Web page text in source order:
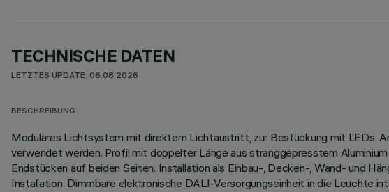
TECHNISCHE DATEN
LETZTES UPDATE: 06.08.2026
BESCHREIBUNG
Modulares Lichtsystem mit direktem Lichtaustritt, zur Bestückung mit LEDs.
verwendet werden. Profil mit doppelter Länge aus stranggepresstem
Endstücken auf beiden Seiten. Installation als Einbau-, Decken-, Wand- und
Installation. Dimmbare elektronische DALI-Versorgungseinheit in die Leuchte